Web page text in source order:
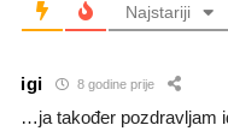
Najstariji
igi 8 godine prije
…ja također pozdravljam